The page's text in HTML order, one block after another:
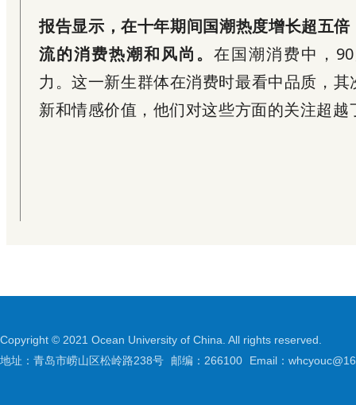
报告显示，在十年期间国潮热度增长超五
流的消费热潮和风尚。 在国潮消费中，
力。这一新生群体在消费时最看中品质，
新和情感价值，他们对这些方面的关注超
Copyright © 2021 Ocean University of China. All rights reserved.
地址：青岛市崂山区松岭路238号
邮编：266100 Email：